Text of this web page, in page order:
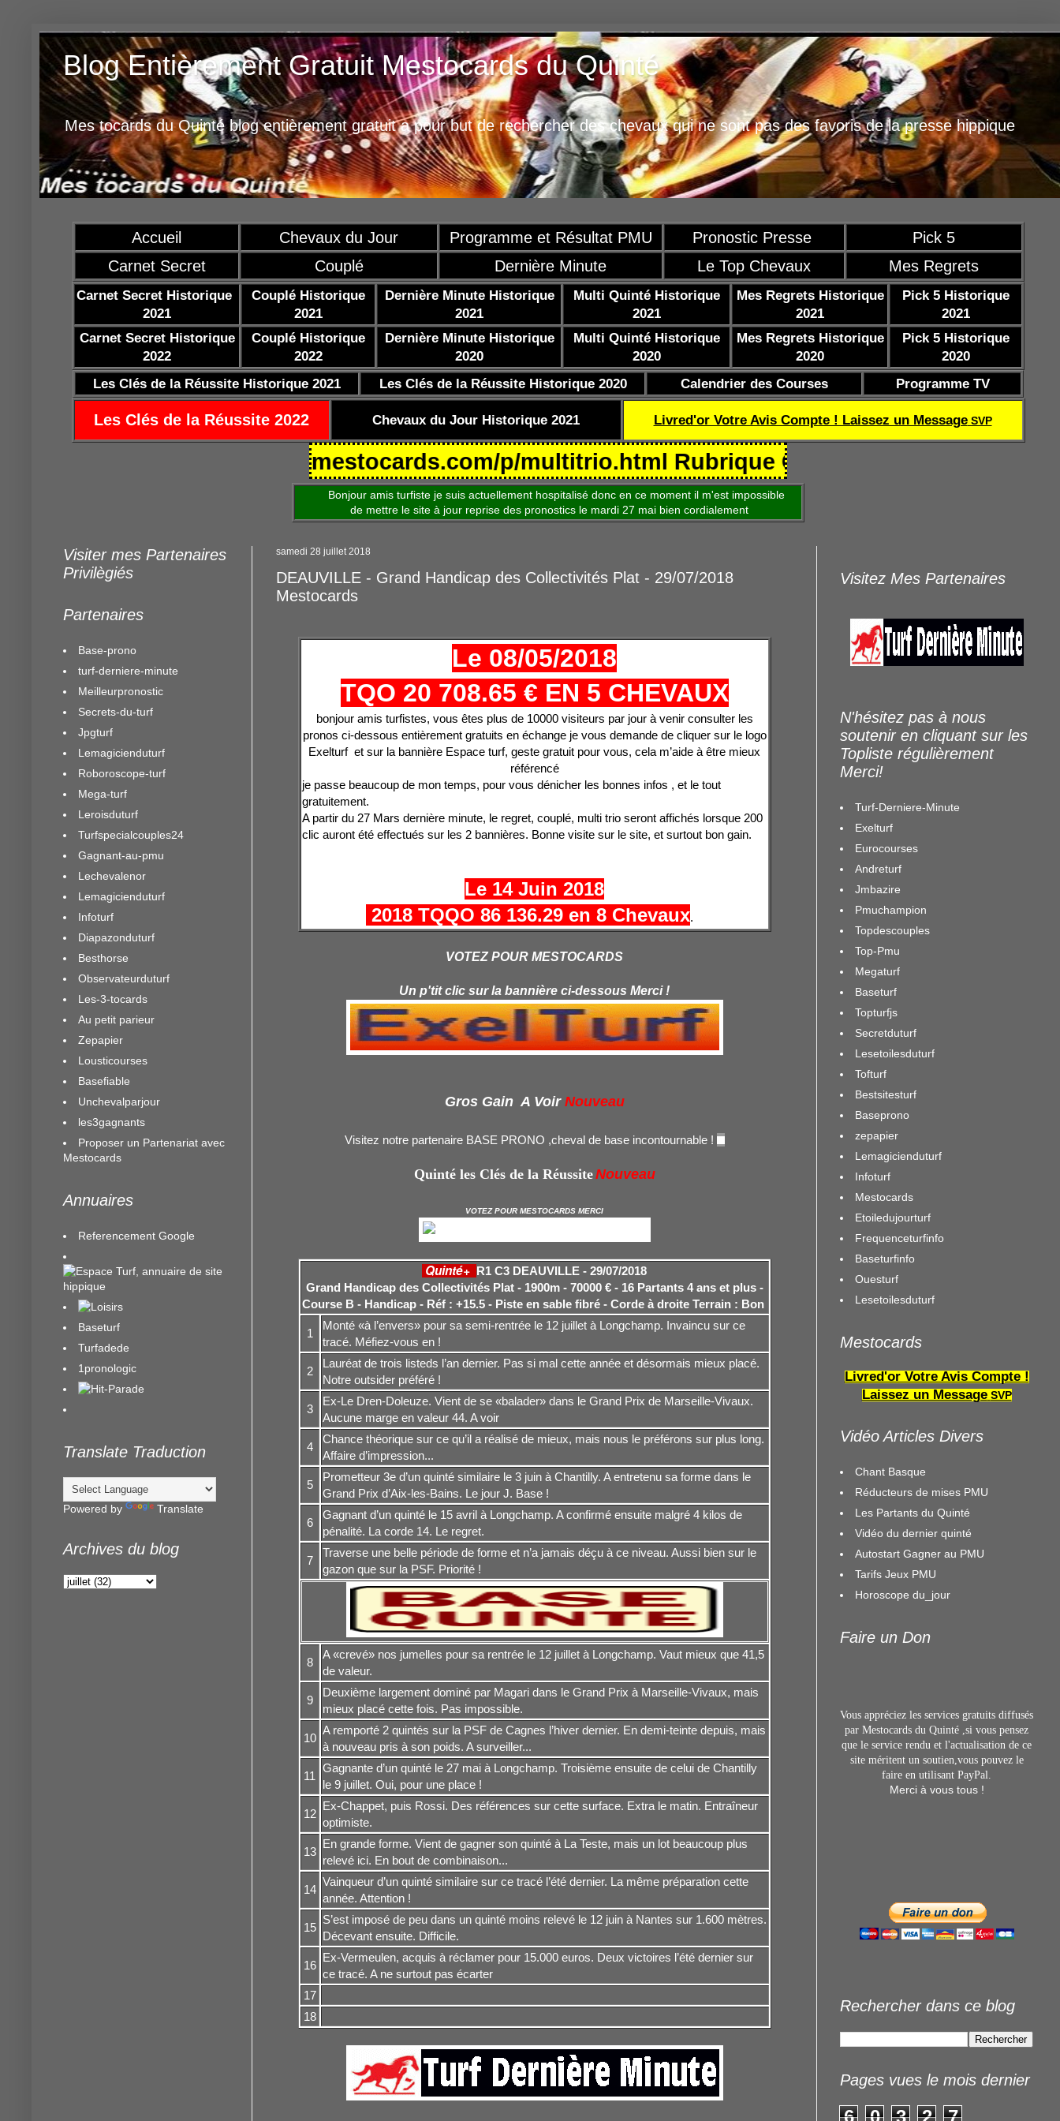
Blog Entièrement Gratuit Mestocards du Quinté
Mes tocards du Quinté blog entièrement gratuit a pour but de rechercher des chevaux qui ne sont pas des favoris de la presse hippique
Accueil Chevaux du Jour Programme et Résultat PMU Pronostic Presse
Pick 5
Carnet Secret
Couplé Dernière Minute Le Top Chevaux Mes Regrets
Carnet Secret Historique
2021
Couplé Historique
2021
Dernière Minute Historique
2021
Multi Quinté Historique
2021
Mes Regrets Historique
2021
Pick 5 Historique
2021
Carnet Secret Historique
2022
Couplé Historique
2022
Dernière Minute Historique
2020
Multi Quinté Historique
2020
Mes Regrets Historique
2020
Pick 5 Historique
2020
Les Clés de la Réussite Historique 2021
Les Clés de la Réussite Historique 2020 Calendrier des Courses Programme TV
Les Clés de la Réussite 2022 Chevaux du Jour Historique 2021 Livred'or Votre Avis Compte ! Laissez un MessageSVP
10/2021 https://www.mestocards.com/p/multitrio.html Rubrique Coef de réussite TQOQD 24
Bonjour amis turfiste je suis actuellement hospitalisé donc en ce moment il m'est impossible
de mettre le site à jour reprise des pronostics le mardi 27 mai bien cordialement
samedi 28 juillet 2018
DEAUVILLE - Grand Handicap des Collectivités Plat - 29/07/2018
Mestocards
Le 08/05/2018
TQO 20 708.65 € EN 5 CHEVAUX
bonjour amis turfistes, vous êtes plus de 10000 visiteurs par jour à venir consulter les
pronos ci-dessous entièrement gratuits en échange je vous demande de cliquer sur le logo
Exelturf et sur la bannière Espace turf, geste gratuit pour vous, cela m’aide à être mieux
référencé
je passe beaucoup de mon temps, pour vous dénicher les bonnes infos , et le tout
gratuitement.
A partir du 27 Mars dernière minute, le regret, couplé, multi trio seront affichés lorsque 200
clic auront été effectués sur les 2 bannières. Bonne visite sur le site, et surtout bon gain.
Le 14 Juin 2018
2018 TQQO 86 136.29 en 8 Chevaux.
VOTEZ POUR MESTOCARDS
Un p'tit clic sur la bannière ci-dessous Merci !
Gros Gain A Voir Nouveau
Visitez notre partenaire BASE PRONO ,cheval de base incontournable !
Quinté les Clés de la RéussiteNouveau
VOTEZ POUR MESTOCARDS MERCI
Quinté+ R1 C3 DEAUVILLE - 29/07/2018
Grand Handicap des Collectivités Plat - 1900m - 70000 € - 16 Partants 4 ans et plus -
Course B - Handicap - Réf : +15.5 - Piste en sable fibré - Corde à droite Terrain : Bon
1
Monté «à l’envers» pour sa semi-rentrée le 12 juillet à Longchamp. Invaincu sur ce
tracé. Méfiez-vous en !
2
Lauréat de trois listeds l’an dernier. Pas si mal cette année et désormais mieux placé.
Notre outsider préféré !
3
Ex-Le Dren-Doleuze. Vient de se «balader» dans le Grand Prix de Marseille-Vivaux.
Aucune marge en valeur 44. A voir
4
Chance théorique sur ce qu’il a réalisé de mieux, mais nous le préférons sur plus long.
Affaire d’impression...
5
Prometteur 3e d’un quinté similaire le 3 juin à Chantilly. A entretenu sa forme dans le
Grand Prix d’Aix-les-Bains. Le jour J. Base !
6
Gagnant d’un quinté le 15 avril à Longchamp. A confirmé ensuite malgré 4 kilos de
pénalité. La corde 14. Le regret.
7
Traverse une belle période de forme et n’a jamais déçu à ce niveau. Aussi bien sur le
gazon que sur la PSF. Priorité !
8
A «crevé» nos jumelles pour sa rentrée le 12 juillet à Longchamp. Vaut mieux que 41,5
de valeur.
9
Deuxième largement dominé par Magari dans le Grand Prix à Marseille-Vivaux, mais
mieux placé cette fois. Pas impossible.
10
A remporté 2 quintés sur la PSF de Cagnes l’hiver dernier. En demi-teinte depuis, mais
à nouveau pris à son poids. A surveiller...
11
Gagnante d’un quinté le 27 mai à Longchamp. Troisième ensuite de celui de Chantilly
le 9 juillet. Oui, pour une place !
12
Ex-Chappet, puis Rossi. Des références sur cette surface. Extra le matin. Entraîneur
optimiste.
13
En grande forme. Vient de gagner son quinté à La Teste, mais un lot beaucoup plus
relevé ici. En bout de combinaison...
14
Vainqueur d’un quinté similaire sur ce tracé l’été dernier. La même préparation cette
année. Attention !
15
S’est imposé de peu dans un quinté moins relevé le 12 juin à Nantes sur 1.600 mètres.
Décevant ensuite. Difficile.
16
Ex-Vermeulen, acquis à réclamer pour 15.000 euros. Deux victoires l’été dernier sur
ce tracé. A ne surtout pas écarter
17
18
Visiter mes Partenaires
Privilègiés
Partenaires
Base-prono
turf-derniere-minute
Meilleurpronostic
Secrets-du-turf
Jpgturf
Lemagicienduturf
Roboroscope-turf
Mega-turf
Leroisduturf
Turfspecialcouples24
Gagnant-au-pmu
Lechevalenor
Lemagicienduturf
Infoturf
Diapazonduturf
Besthorse
Observateurduturf
Les-3-tocards
Au petit parieur
Zepapier
Lousticourses
Basefiable
Unchevalparjour
les3gagnants
Proposer un Partenariat avec
Mestocards
Annuaires
Referencement Google
Baseturf
Turfadede
1pronologic
Translate Traduction
Powered by Translate
Archives du blog
Visitez Mes Partenaires
N'hésitez pas à nous
soutenir en cliquant sur les
Topliste régulièrement
Merci!
Turf-Derniere-Minute
Exelturf
Eurocourses
Andreturf
Jmbazire
Pmuchampion
Topdescouples
Top-Pmu
Megaturf
Baseturf
Topturfjs
Secretduturf
Lesetoilesduturf
Tofturf
Bestsitesturf
Baseprono
zepapier
Lemagicienduturf
Infoturf
Mestocards
Etoiledujourturf
Frequenceturfinfo
Baseturfinfo
Ouesturf
Lesetoilesduturf
Mestocards
Livred'or Votre Avis Compte !
Laissez un Message SVP
Vidéo Articles Divers
Chant Basque
Réducteurs de mises PMU
Les Partants du Quinté
Vidéo du dernier quinté
Autostart Gagner au PMU
Tarifs Jeux PMU
Horoscope du_jour
Faire un Don
Vous appréciez les services gratuits diffusés
par Mestocards du Quinté ,si vous pensez
que le service rendu et l'actualisation de ce
site méritent un soutien,vous pouvez le
faire en utilisant PayPal.
Merci à vous tous !
Rechercher dans ce blog
Pages vues le mois dernier
6 0 3 2 7